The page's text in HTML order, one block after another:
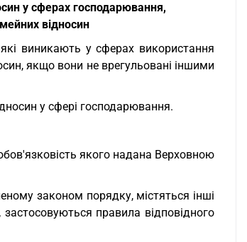
у сферах господарювання,
відносин
виникають у сферах використання
якщо вони не врегульовані іншими
у сфері господарювання.
якого надана Верховною
законом порядку, містяться інші
правила відповідного